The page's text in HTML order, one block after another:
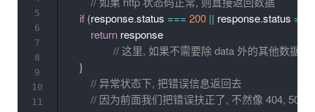
if (response.status === 200 || response.status ===
return response
// 这里, 如果不需要除 data 外的其他数据,
}
// 异常状态下, 把错误信息返回去
// 因为前面我们把错误扶正了, 不然像 404, 500
5
6
7
8
9
10
11